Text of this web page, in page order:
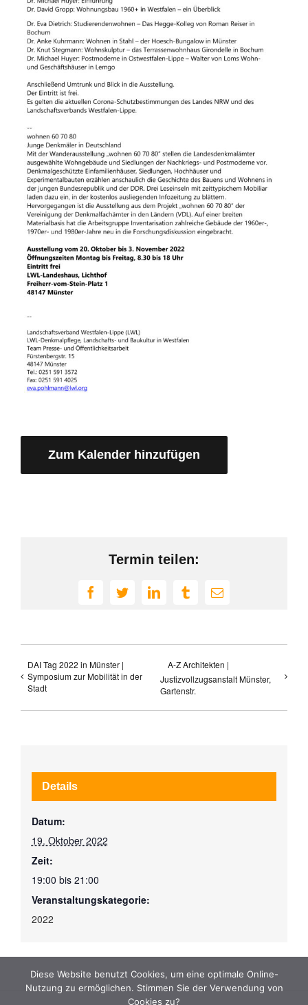
Zum Kalender hinzufügen
Termin teilen:
FacebookTwitterLinkedInTumblrE-
DAI Tag 2022 in Münster |
Symposium zur Mobilität in der
Stadt
A-Z Architekten |
Justizvollzugsanstalt Münster,
Gartenstr.
Details
Datum:
19. Oktober 2022
Zeit:
19:00 bis 21:00
Veranstaltungskategorie:
2022
Diese Website benutzt Cookies, um eine optimale Online-
Nutzung zu ermöglichen. Stimmen Sie der Verwendung von
Cookies zu?